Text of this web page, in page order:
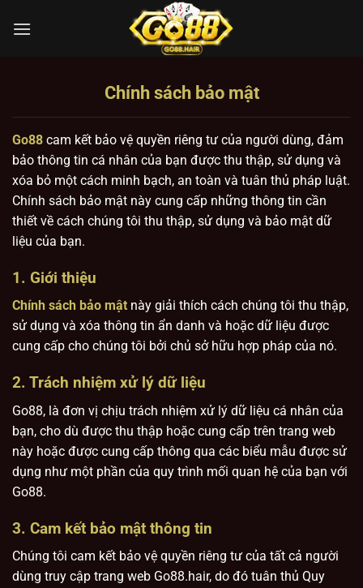
qua
Chính sách bảo mật
Go88 cam kết bảo vệ quyền riêng tư của người dùng, đảm
bảo thông tin cá nhân của bạn được thu thập, sử dụng và
xóa bỏ một cách minh bạch, an toàn và tuân thủ pháp luật.
Chính sách bảo mật này cung cấp những thông tin cần
thiết về cách chúng tôi thu thập, sử dụng và bảo mật dữ
liệu của bạn.
1. Giới thiệu
Chính sách bảo mật này giải thích cách chúng tôi thu thập,
sử dụng và xóa thông tin ẩn danh và hoặc dữ liệu được
cung cấp cho chúng tôi bởi chủ sở hữu hợp pháp của nó.
2. Trách nhiệm xử lý dữ liệu
Go88, là đơn vị chịu trách nhiệm xử lý dữ liệu cá nhân của
bạn, cho dù được thu thập hoặc cung cấp trên trang web
này hoặc được cung cấp thông qua các biểu mẫu được sử
dụng như một phần của quy trình mối quan hệ của bạn với
Go88.
3. Cam kết bảo mật thông tin
Chúng tôi cam kết bảo vệ quyền riêng tư của tất cả người
dùng truy cập trang web Go88.hair, do đó tuân thủ Quy